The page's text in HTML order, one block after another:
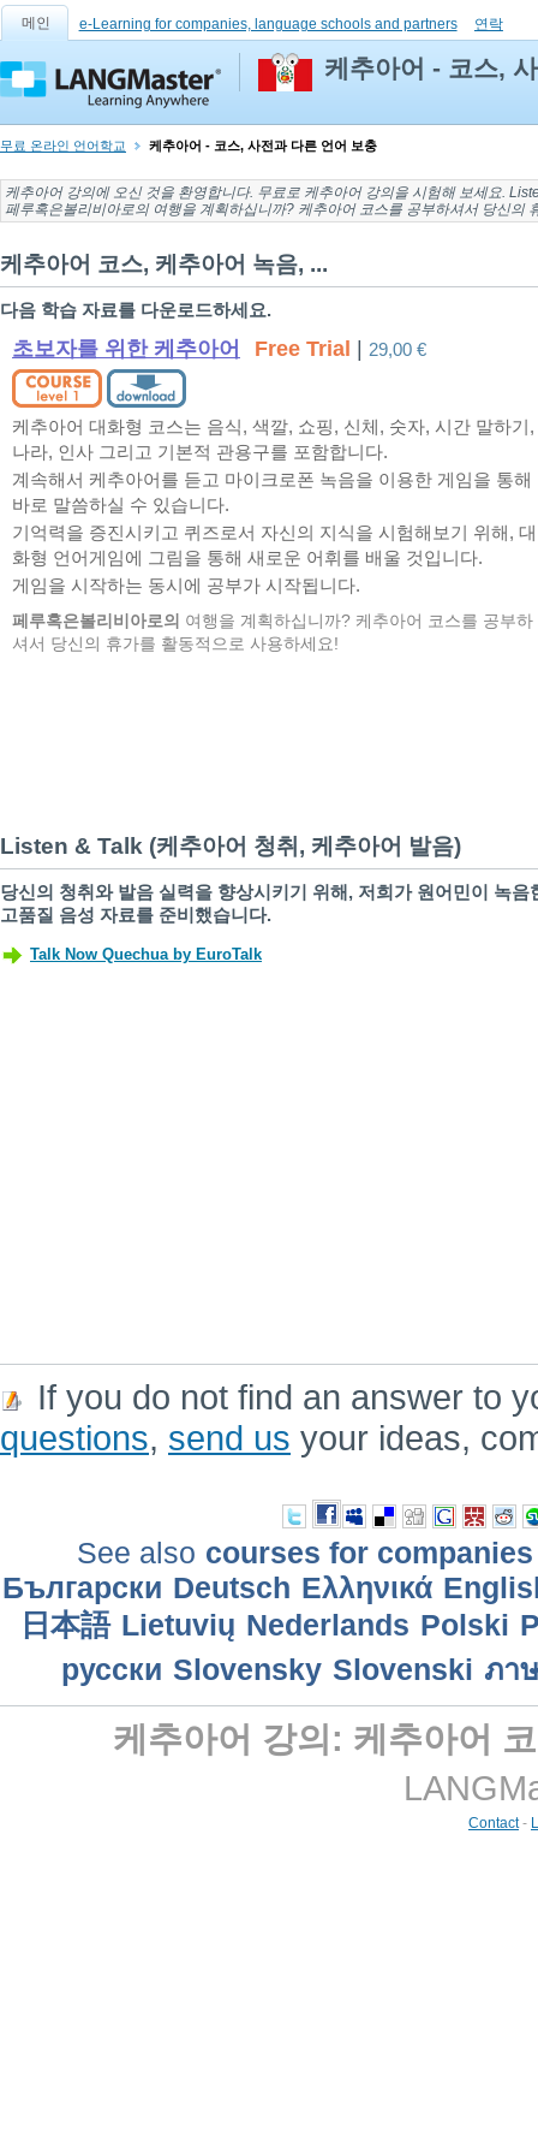
메인 e-Learning for companies, language schools and partners 연락
케추아어 - 코스,
무료 온라인 언어학교 케추아어 - 코스, 사전과 다른 언어 보충
케추아어 강의에 오신 것을 환영합니다. 무료로 케추아어 강의을 시험해 보세요.
페루혹은볼리비아로의여행을 계획하십니까? 케추아어 코스를 공부하셔서 당신의
케추아어 코스, 케추아어 녹음, ...
다음 학습 자료를 다운로드하세요.
초보자를 위한 케추아어 Free Trial 29,00 €
케추아어 대화형 코스는 음식, 색깔, 쇼핑, 신체, 숫자, 시간 말하기,
나라, 인사 그리고 기본적 관용구를 포함합니다.
계속해서 케추아어를 듣고 마이크로폰 녹음을 이용한 게임을 통해
바로 말씀하실 수 있습니다.
기억력을 증진시키고 퀴즈로서 자신의 지식을 시험해보기 위해, 대
화형 언어게임에 그림을 통해 새로운 어휘를 배울 것입니다.
게임을 시작하는 동시에 공부가 시작됩니다.
페루혹은볼리비아로의 여행을 계획하십니까? 케추아어 코스를 공부하
셔서 당신의 휴가를 활동적으로 사용하세요!
Listen & Talk (케추아어 청취, 케추아어 발음)
당신의 청취와 발음 실력을 향상시키기 위해, 저희가 원어민이 녹음
고품질 음성 자료를 준비했습니다.
If you do not find an answer to
questions, send us your ideas,
See also courses for companies
Български Deutsch Ελληνικά
日本語 Lietuvių Nederlands Polski
русски Slovensky Slovenski ภา
케추아어 강의: 케추아어
Contact-